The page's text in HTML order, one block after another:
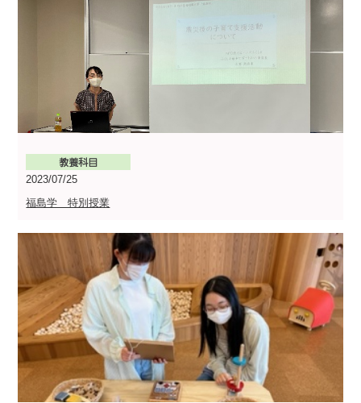
2023/07/25
福島学 特別授業